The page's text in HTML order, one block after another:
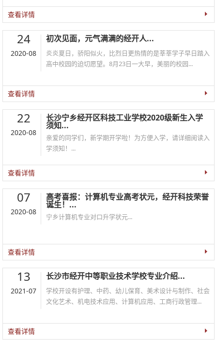
查看详情
24
2020-08
初次见面，元气满满的经开人...
炎炎夏日，骄阳似火，比烈日更热情的是莘莘学子早日踏入
高中校园的迫切愿望。8月23日一大早，美丽的校园...
查看详情
22
2020-08
长沙宁乡经开区科技工业学校2020级新生入学
须知...
亲爱的同学们，新学期开学啦！为方便入学，请详细阅读入
学须知！...
查看详情
07
2020-08
高考喜报：计算机专业高考状元，经开科技荣誉
诞生！...
宁乡计算机专业对口升学状元...
查看详情
13
2021-07
长沙市经开中等职业技术学校专业介绍...
学校开设有护理、中药、幼儿保育、美术设计与制作、社会
文化艺术、机电技术应用、计算机应用、工商行政管理...
查看详情